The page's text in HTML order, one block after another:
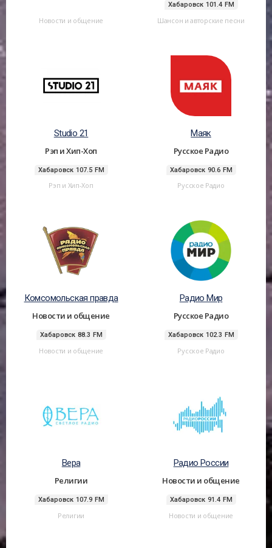
Новости и общение
Хабаровск 101.4 FM
Шансон и авторские песни
Studio 21
Рэп и Хип-Хоп
Хабаровск 107.5 FM
Рэп и Хип-Хоп
Маяк
Русское Радио
Хабаровск 90.6 FM
Русское Радио
Комсомольская правда
Новости и общение
Хабаровск 88.3 FM
Новости и общение
Радио Мир
Русское Радио
Хабаровск 102.3 FM
Русское Радио
Вера
Религии
Хабаровск 107.9 FM
Религии
Радио России
Новости и общение
Хабаровск 91.4 FM
Новости и общение